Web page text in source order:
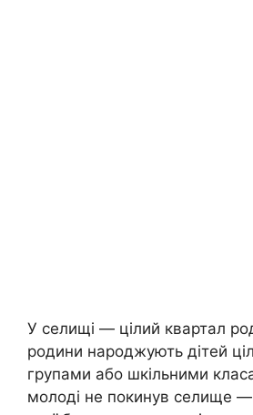
У селищі — цілий квартал
родини народжують дітей
групами або шкільними
молоді не покинув селище